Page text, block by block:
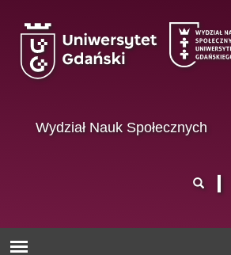
Wydział Nauk Społecznych
wyszukiwania